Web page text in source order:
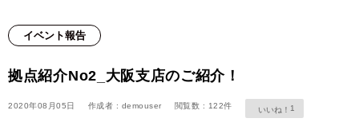
イベント報告
拠点紹介No2_大阪支店のご紹介！
2020年08月05日 作成者 : demouser 閲覧数 : 122件 1